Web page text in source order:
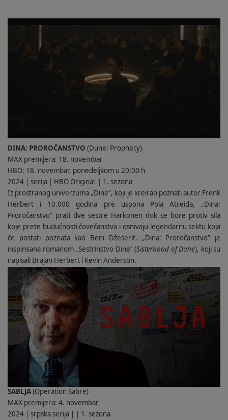
DINA: PROROČANSTVO (Dune: Prophecy)
MAX premijera: 18. novembar
HBO: 18. novembar, ponedeljkom u 20:00 h
2024 | serija | HBO Original | 1. sezona
Iz prostranog univerzuma „Dine”, koji je kreirao poznati autor Frenk
Herbert i 10.000 godina pre uspona Pola Atreida, „Dina:
Proročanstvo” prati dve sestre Harkonen dok se bore protiv sila
koje prete budućnosti čovečanstva i osnivaju legendarnu sektu koja
će postati poznata kao Beni Džeserit. „Dina: Proročanstvo” je
inspirisana romanom „Sestrinstvo Dine” (Sisterhood of Dune), koji su
napisali Brajan Herbert i Kevin Anderson.
SABLJA(Operation Sabre)
MAX premijera: 4. novembar
2024 | srpska serija | | 1. sezona